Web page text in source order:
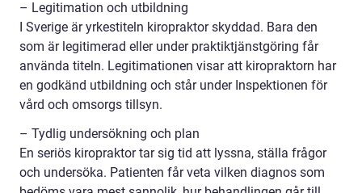
– Legitimation och utbildning
I Sverige är yrkestiteln kiropraktor skyddad. Bara den
som är legitimerad eller under praktiktjänstgöring får
använda titeln. Legitimationen visar att kiropraktorn har
en godkänd utbildning och står under Inspektionen för
vård och omsorgs tillsyn.
– Tydlig undersökning och plan
En seriös kiropraktor tar sig tid att lyssna, ställa frågor
och undersöka. Patienten får veta vilken diagnos som